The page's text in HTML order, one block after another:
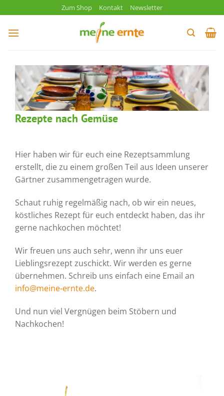
Inhalt
springen
Zum Shop Kontakt Newsletter
Rezepte nach Gemüse
Hier haben wir für euch eine Rezeptsammlung
erstellt, die zu einem großen Teil aus Ideen unserer
Gärtner zusammengetragen wurde.
Schaut ruhig regelmäßig nach, ob wir ein neues,
köstliches Rezept für euch entdeckt haben, das ihr
gerne nachkochen möchtet!
Wir freuen uns auch sehr, wenn ihr uns euer
Lieblingsrezept zuschickt. Wir werden es gerne
übernehmen. Schreib uns einfach eine Email an
info@meine-ernte.de.
Und nun viel Vergnügen beim Stöbern und
Nachkochen!